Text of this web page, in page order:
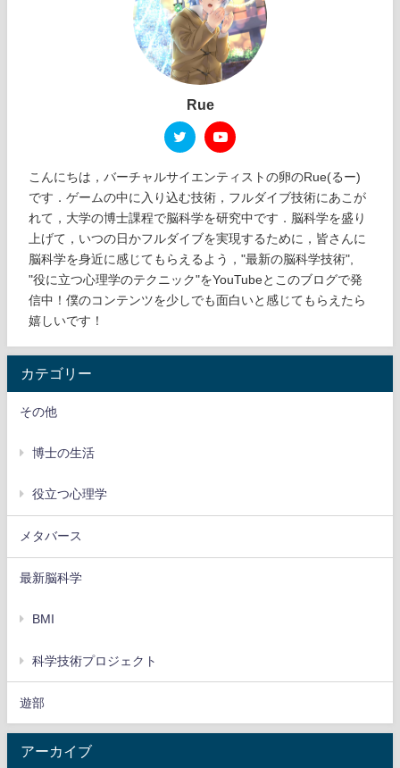
Rue
こんにちは，バーチャルサイエンティストの卵のRue(るー)
です．ゲームの中に入り込む技術，フルダイブ技術にあこが
れて，大学の博士課程で脳科学を研究中です．脳科学を盛り
上げて，いつの日かフルダイブを実現するために，皆さんに
脳科学を身近に感じてもらえるよう，"最新の脳科学技術",
"役に立つ心理学のテクニック"をYouTubeとこのブログで発
信中！僕のコンテンツを少しでも面白いと感じてもらえたら
嬉しいです！
カテゴリー
その他
博士の生活
役立つ心理学
メタバース
最新脳科学
BMI
科学技術プロジェクト
遊部
アーカイブ